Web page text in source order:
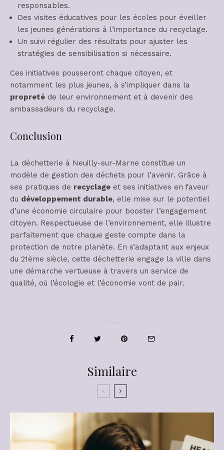
responsables.
Des visites éducatives pour les écoles pour éveiller
les jeunes générations à l’importance du recyclage.
Un suivi régulier des résultats pour ajuster les
stratégies de sensibilisation si nécessaire.
Ces initiatives pousseront chaque citoyen, et
notamment les plus jeunes, à s’impliquer dans la
propreté de leur environnement et à devenir des
ambassadeurs du recyclage.
Conclusion
La déchetterie à Neuilly-sur-Marne constitue un
modèle de gestion des déchets pour l’avenir. Grâce à
ses pratiques de recyclage et ses initiatives en faveur
du développement durable, elle mise sur le potentiel
d’une économie circulaire pour booster l’engagement
citoyen. Respectueuse de l’environnement, elle illustre
parfaitement que chaque geste compte dans la
protection de notre planète. En s’adaptant aux enjeux
du 21ème siècle, cette déchetterie engage la ville dans
une démarche vertueuse à travers un service de
qualité, où l’écologie et l’économie vont de pair.
Similaire